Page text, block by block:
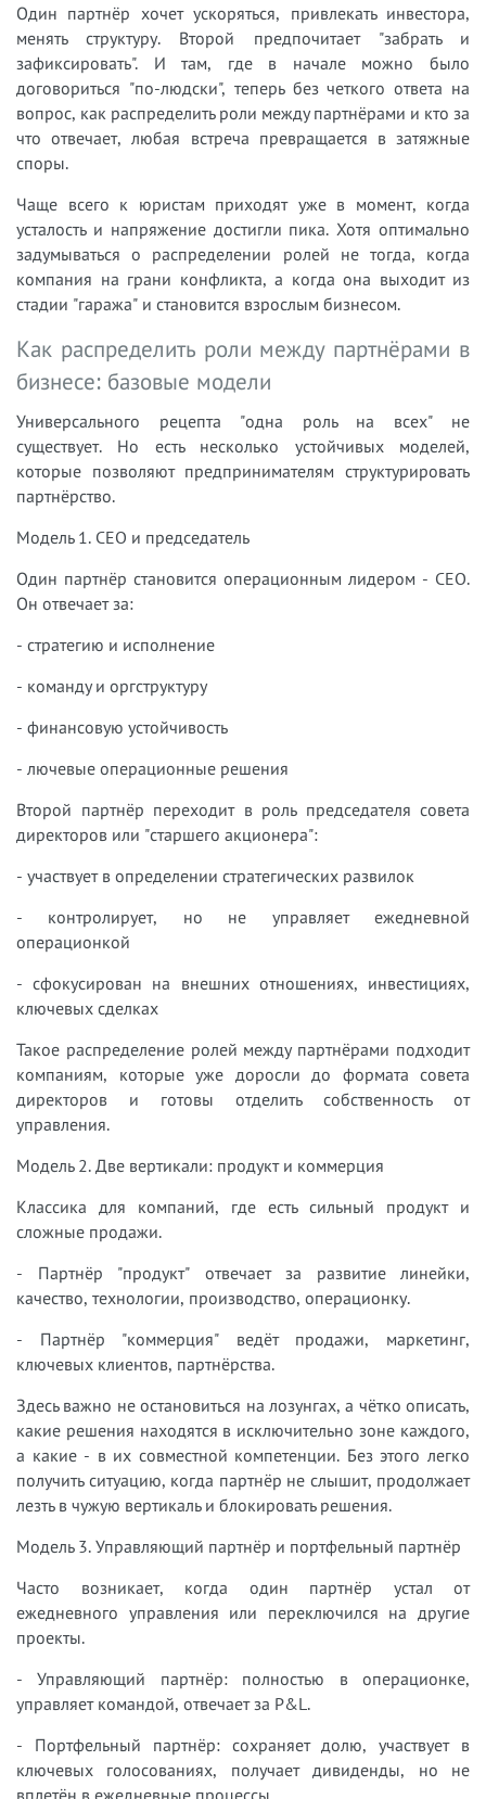
Один партнёр хочет ускоряться, привлекать инвестора,
менять структуру. Второй предпочитает "забрать и
зафиксировать". И там, где в начале можно было
договориться "по-людски", теперь без четкого ответа на
вопрос, как распределить роли между партнёрами и кто за
что отвечает, любая встреча превращается в затяжные
споры.
Чаще всего к юристам приходят уже в момент, когда
усталость и напряжение достигли пика. Хотя оптимально
задумываться о распределении ролей не тогда, когда
компания на грани конфликта, а когда она выходит из
стадии "гаража" и становится взрослым бизнесом.
Как распределить роли между партнёрами в
бизнесе: базовые модели
Универсального рецепта "одна роль на всех" не
существует. Но есть несколько устойчивых моделей,
которые позволяют предпринимателям структурировать
партнёрство.
Модель 1. CEO и председатель
Один партнёр становится операционным лидером - CEO.
Он отвечает за:
- стратегию и исполнение
- команду и оргструктуру
- финансовую устойчивость
- лючевые операционные решения
Второй партнёр переходит в роль председателя совета
директоров или "старшего акционера":
- участвует в определении стратегических развилок
- контролирует, но не управляет ежедневной
операционкой
- сфокусирован на внешних отношениях, инвестициях,
ключевых сделках
Такое распределение ролей между партнёрами подходит
компаниям, которые уже доросли до формата совета
директоров и готовы отделить собственность от
управления.
Модель 2. Две вертикали: продукт и коммерция
Классика для компаний, где есть сильный продукт и
сложные продажи.
- Партнёр "продукт" отвечает за развитие линейки,
качество, технологии, производство, операционку.
- Партнёр "коммерция" ведёт продажи, маркетинг,
ключевых клиентов, партнёрства.
Здесь важно не остановиться на лозунгах, а чётко описать,
какие решения находятся в исключительно зоне каждого,
а какие - в их совместной компетенции. Без этого легко
получить ситуацию, когда партнёр не слышит, продолжает
лезть в чужую вертикаль и блокировать решения.
Модель 3. Управляющий партнёр и портфельный партнёр
Часто возникает, когда один партнёр устал от
ежедневного управления или переключился на другие
проекты.
- Управляющий партнёр: полностью в операционке,
управляет командой, отвечает за P&L.
- Портфельный партнёр: сохраняет долю, участвует в
ключевых голосованиях, получает дивиденды, но не
вплетён в ежедневные процессы.